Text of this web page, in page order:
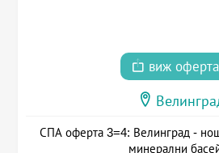
виж
СПА оферта 3=4: Велинград -
минерални